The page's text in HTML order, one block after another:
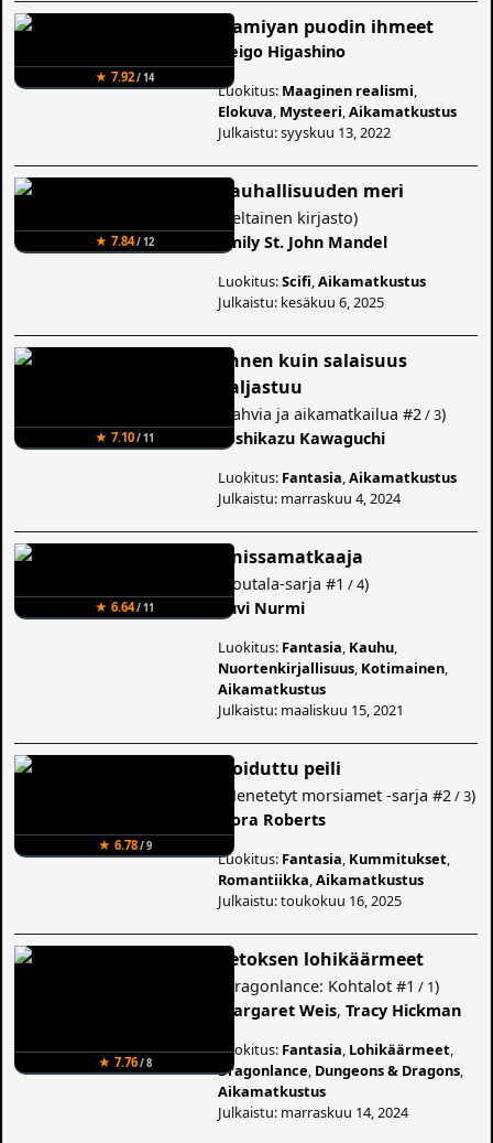
★ 7.92/ 14
Namiyan puodin ihmeet
Keigo Higashino
Luokitus: Maaginen realismi
Elokuva Mysteeri ,Aikamatkustus
Julkaistu: syyskuu 13, 2022
★ 7.84/ 12
Rauhallisuuden meri
Keltainen kirjasto)
Emily St. John Mandel
Luokitus:Scifi ,Aikamatkustus
Julkaistu: kesäkuu 6, 2025
★ 7.10/ 11
Ennen kuin salaisuus
paljastuu
Kahvia ja aikamatkailua #2 / 3)
Toshikazu Kawaguchi
Luokitus: Fantasia ,Aikamatkustus
Julkaistu: marraskuu 4, 2024
★ 6.64/ 11
Unissamatkaaja
Routala-sarja #1 / 4)
Suvi Nurmi
Luokitus: Fantasia Kauhu
Nuortenkirjallisuus Kotimainen
Aikamatkustus
Julkaistu: maaliskuu 15, 2021
★ 6.78/ 9
Noiduttu peili
Menetetyt morsiamet -sarja #2 / 3)
Nora Roberts
Luokitus: Fantasia Kummitukset
Romantiikka ,Aikamatkustus
Julkaistu: toukokuu 16, 2025
★ 7.76/ 8
Petoksen lohikäärmeet
Dragonlance: Kohtalot #1 / 1)
Margaret Weis,Tracy Hickman
Luokitus: Fantasia Lohikäärmeet
Dragonlance Dungeons & Dragons
Aikamatkustus
Julkaistu: marraskuu 14, 2024